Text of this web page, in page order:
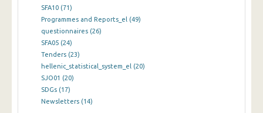
SFA10 (71)
Programmes and Reports_el (49)
questionnaires (26)
SFA05 (24)
Tenders (23)
hellenic_statistical_system_el (20)
SJO01 (20)
SDGs (17)
Newsletters (14)